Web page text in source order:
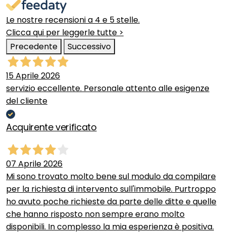
Le nostre recensioni a 4 e 5 stelle.
Clicca qui per leggerle tutte >
Precedente
Successivo
15 Aprile 2026
servizio eccellente. Personale attento alle esigenze
del cliente
Acquirente verificato
07 Aprile 2026
Mi sono trovato molto bene sul modulo da compilare
per la richiesta di intervento sull'immobile. Purtroppo
ho avuto poche richieste da parte delle ditte e quelle
che hanno risposto non sempre erano molto
disponibili. In complesso la mia esperienza è positiva.